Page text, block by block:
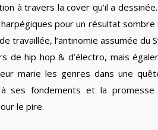
à travers la cover qu’il a
pour un résultat sombre
travaillée, l’antinomie assumée du
de hip hop & d’électro, mais
marie les genres dans une
à ses fondements et la promesse
le pire.